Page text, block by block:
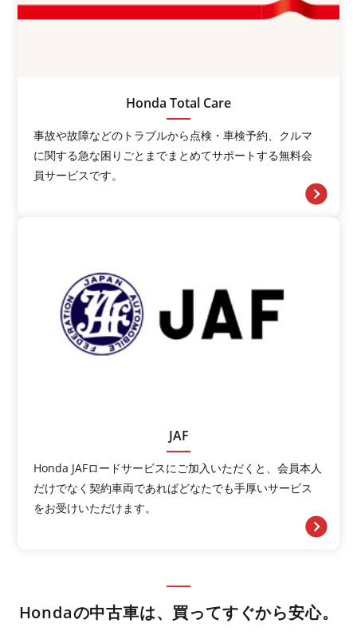
Honda Total Care
事故や故障などのトラブルから点検・車検予約、クルマ
に関する急な困りごとまでまとめてサポートする無料会
員サービスです。
JAF
Honda JAFロードサービスにご加入いただくと、会員本人
だけでなく契約車両であればどなたでも手厚いサービス
をお受けいただけます。
Hondaの中古車は、買ってすぐから安心。